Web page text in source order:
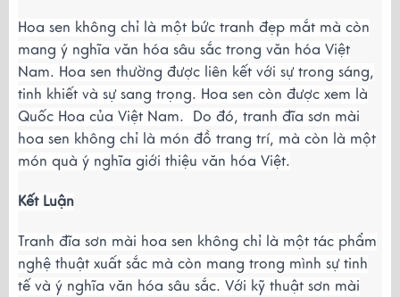
Hoa sen không chỉ là một bức tranh đẹp mắt mà còn
mang ý nghĩa văn hóa sâu sắc trong văn hóa Việt
Nam. Hoa sen thường được liên kết với sự trong sáng,
tinh khiết và sự sang trọng. Hoa sen còn được xem là
Quốc Hoa của Việt Nam. Do đó, tranh đĩa sơn mài
hoa sen không chỉ là món đồ trang trí, mà còn là một
món quà ý nghĩa giới thiệu văn hóa Việt.
Kết Luận
Tranh đĩa sơn mài hoa sen không chỉ là một tác phẩm
nghệ thuật xuất sắc mà còn mang trong mình sự tinh
tế và ý nghĩa văn hóa sâu sắc. Với kỹ thuật sơn mài